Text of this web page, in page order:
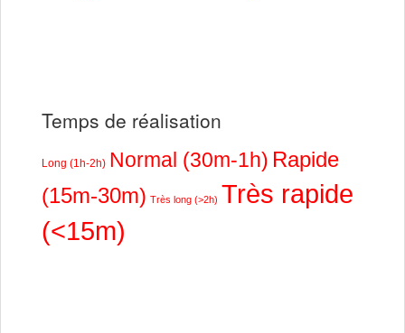
Temps de réalisation
Long (1h-2h) Normal (30m-1h) Rapide
(15m-30m) Très long (>2h) Très rapide
(<15m)